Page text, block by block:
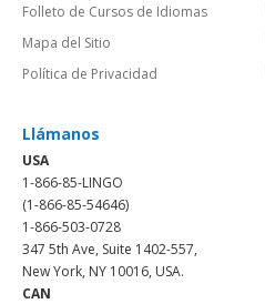
Folleto de Cursos de Idiomas
Mapa del Sitio
Política de Privacidad
Llámanos
USA
1-866-85-LINGO
(1-866-85-54646)
1-866-503-0728
347 5th Ave, Suite 1402-557,
New York, NY 10016, USA.
CAN